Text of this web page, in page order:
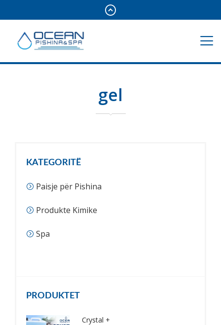
gel
KATEGORITË
Paisje për Pishina
Produkte Kimike
Spa
PRODUKTET
Crystal +